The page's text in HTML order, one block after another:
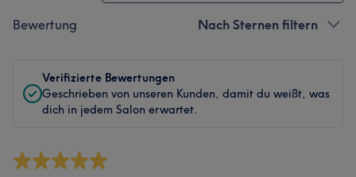
Bewertung Nach Sternen filtern
Verifizierte Bewertungen
Geschrieben von unseren Kunden, damit du weißt, was
dich in jedem Salon erwartet.